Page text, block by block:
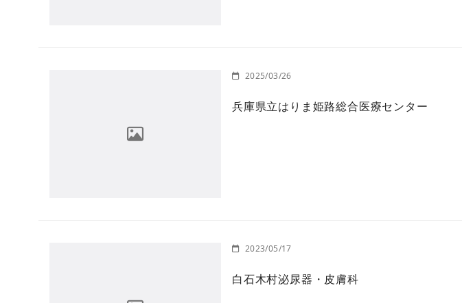
2025/03/26
兵庫県立はりま姫路総合医療センター
2023/05/17
白石木村泌尿器・皮膚科